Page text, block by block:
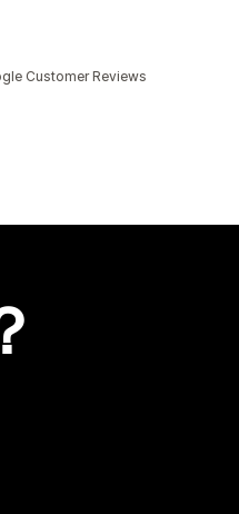
Customer Reviews